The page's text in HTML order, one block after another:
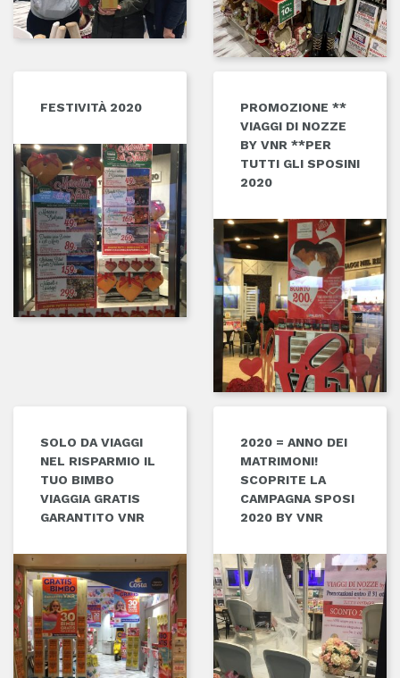
FESTIVITÀ 2020
PROMOZIONE **
VIAGGI DI NOZZE
BY VNR **PER
TUTTI GLI SPOSINI
2020
SOLO DA VIAGGI
NEL RISPARMIO IL
TUO BIMBO
VIAGGIA GRATIS
GARANTITO VNR
2020 = ANNO DEI
MATRIMONI!
SCOPRITE LA
CAMPAGNA SPOSI
2020 BY VNR